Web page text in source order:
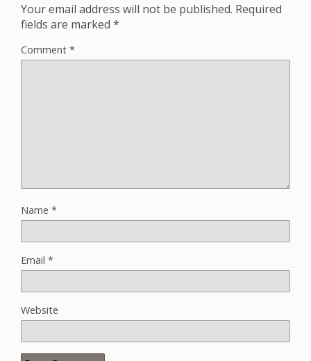
Your email address will not be published. Required
fields are marked *
Comment *
Name *
Email *
Website